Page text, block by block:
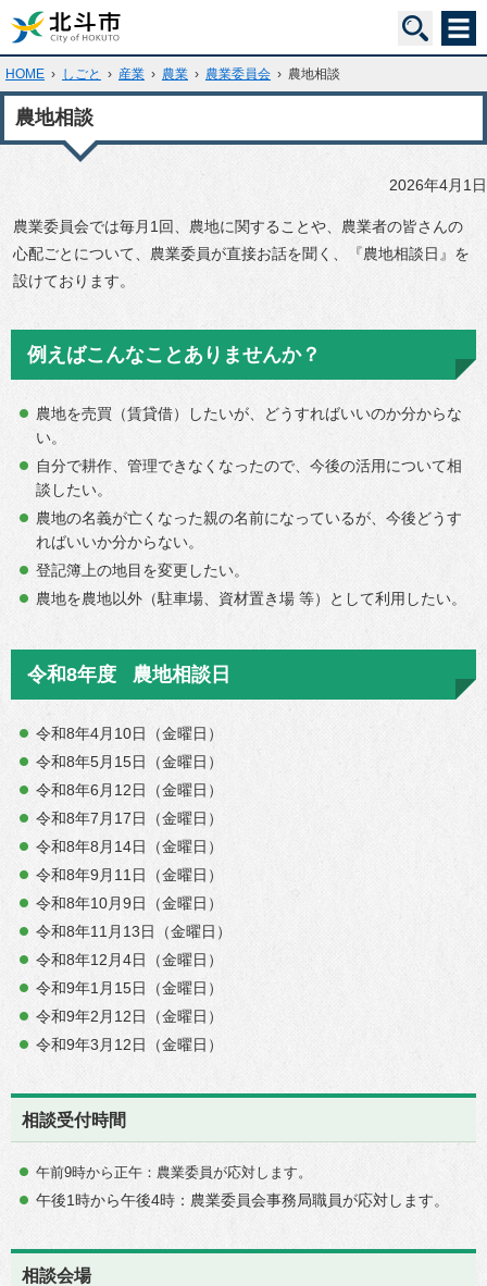
HOME › しごと › 産業 › 農業 › 農業委員会 › 農地相談
農地相談
2026年4月1日
農業委員会では毎月1回、農地に関することや、農業者の皆さんの
心配ごとについて、農業委員が直接お話を聞く、『農地相談日』を
設けております。
例えばこんなことありませんか？
農地を売買（賃貸借）したいが、どうすればいいのか分からな
い。
自分で耕作、管理できなくなったので、今後の活用について相
談したい。
農地の名義が亡くなった親の名前になっているが、今後どうす
ればいいか分からない。
登記簿上の地目を変更したい。
農地を農地以外（駐車場、資材置き場 等）として利用したい。
令和8年度 農地相談日
令和8年4月10日（金曜日）
令和8年5月15日（金曜日）
令和8年6月12日（金曜日）
令和8年7月17日（金曜日）
令和8年8月14日（金曜日）
令和8年9月11日（金曜日）
令和8年10月9日（金曜日）
令和8年11月13日（金曜日）
令和8年12月4日（金曜日）
令和9年1月15日（金曜日）
令和9年2月12日（金曜日）
令和9年3月12日（金曜日）
相談受付時間
午前9時から正午：農業委員が応対します。
午後1時から午後4時：農業委員会事務局職員が応対します。
相談会場